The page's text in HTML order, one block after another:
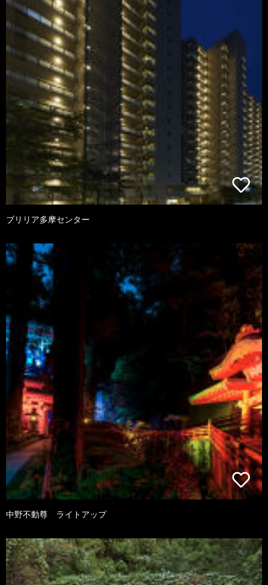
ブリリア多摩センター
中野不動尊 ライトアップ